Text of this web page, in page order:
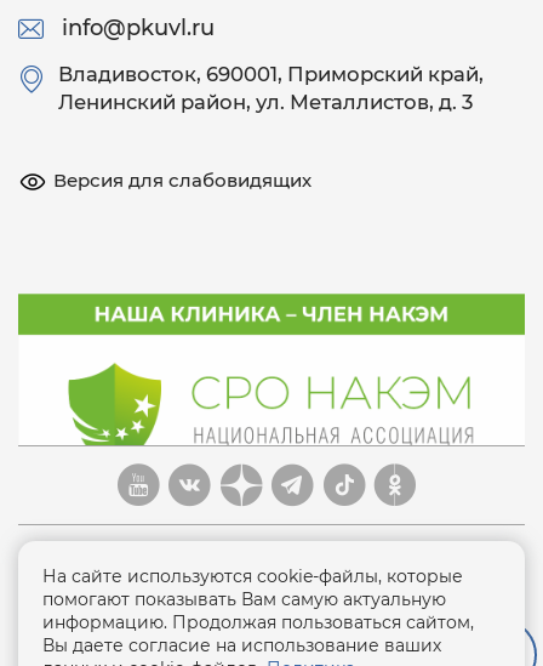
info@pkuvl.ru
Владивосток, 690001, Приморский край,
Ленинский район, ул. Металлистов, д. 3
Версия для слабовидящих
Политика конфиденциальности
На сайте используются cookie-файлы, которые
помогают показывать Вам самую актуальную
информацию. Продолжая пользоваться сайтом,
Вы даете согласие на использование ваших